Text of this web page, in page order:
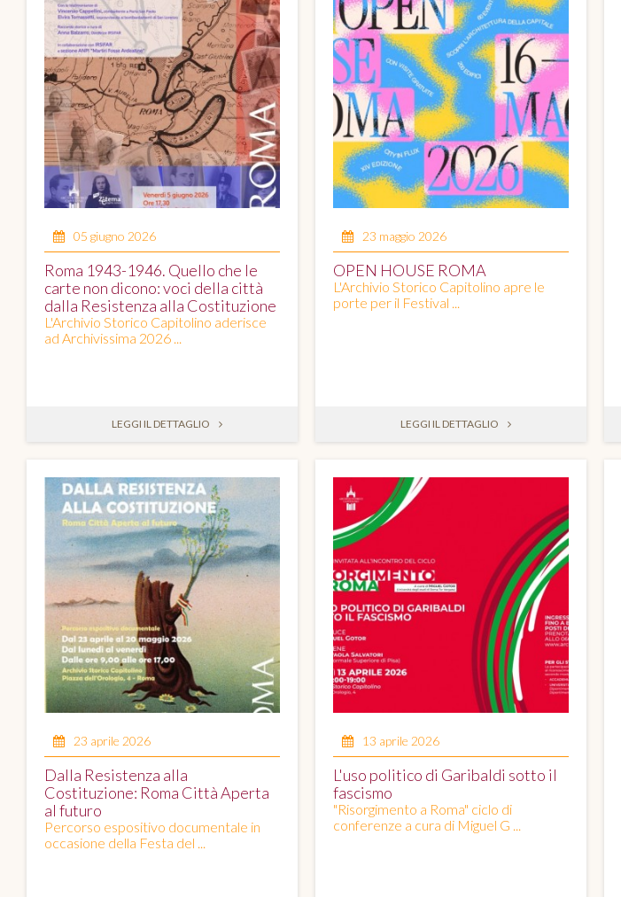
05 giugno 2026
Roma 1943-1946. Quello che le
carte non dicono: voci della città
dalla Resistenza alla Costituzione
L'Archivio Storico Capitolino aderisce
ad Archivissima 2026 ...
LEGGI IL DETTAGLIO
23 maggio 2026
OPEN HOUSE ROMA
L'Archivio Storico Capitolino apre le
porte per il Festival ...
LEGGI IL DETTAGLIO
23 aprile 2026
Dalla Resistenza alla
Costituzione: Roma Città Aperta
al futuro
Percorso espositivo documentale in
occasione della Festa del ...
13 aprile 2026
L'uso politico di Garibaldi sotto il
fascismo
"Risorgimento a Roma" ciclo di
conferenze a cura di Miguel G ...